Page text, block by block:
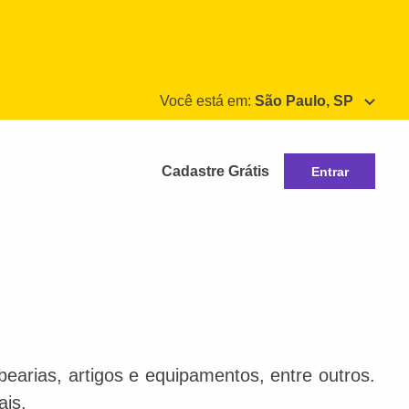
Você está em: São Paulo, SP
Cadastre Grátis Entrar
artigos e equipamentos, entre outros.